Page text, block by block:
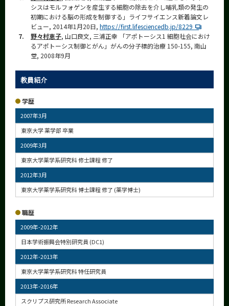
シスはモルフォゲンを産生する細胞の除去を介し哺乳類の発生の
初期における脳の形成を制御する」ライフサイエンス新着論文レ
ビュー, 2014年1月20日, https://first.lifesciencedb.jp/8229
7.
野々村恵子, 山口良文, 三浦正幸 「アポトーシス1 細胞社会におけ
るアポトーシス制御とがん」がんの分子標的治療 150-155, 南山
堂, 2008年9月
教員紹介
学歴
2007年3月
東京大学 薬学部 卒業
2009年3月
東京大学薬学系研究科 修士課程 修了
2012年3月
東京大学薬学系研究科 博士課程 修了 (薬学博士)
職歴
2009年-2012年
日本学術振興会特別研究員 (DC1)
2012年-2013年
東京大学薬学系研究科 特任研究員
2013年-2016年
スクリプス研究所 Research Associate